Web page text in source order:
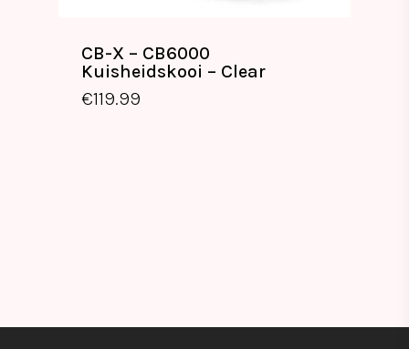
CB-X – CB6000
Kuisheidskooi – Clear
€119.99
€119.99